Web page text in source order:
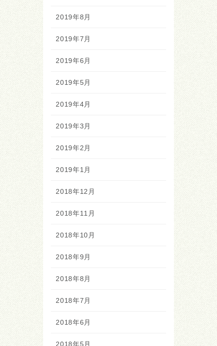
2019年8月
2019年7月
2019年6月
2019年5月
2019年4月
2019年3月
2019年2月
2019年1月
2018年12月
2018年11月
2018年10月
2018年9月
2018年8月
2018年7月
2018年6月
2018年5月